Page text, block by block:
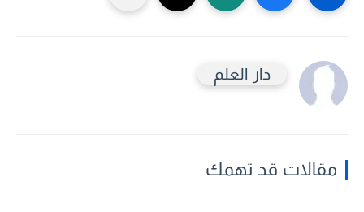
دار العلم
مقالات قد تهمك